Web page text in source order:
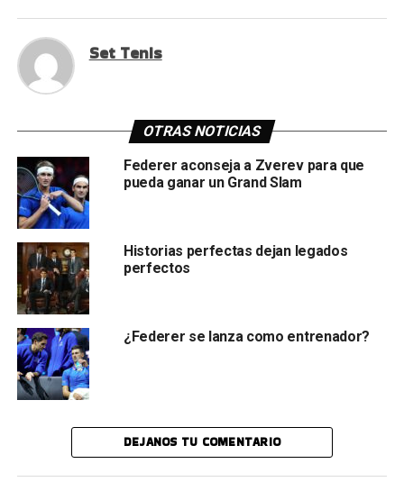
Set Tenis
OTRAS NOTICIAS
Federer aconseja a Zverev para que
pueda ganar un Grand Slam
Historias perfectas dejan legados
perfectos
¿Federer se lanza como entrenador?
DEJANOS TU COMENTARIO